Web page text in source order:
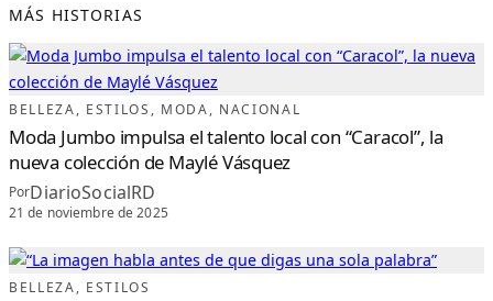
A
R
2
0
Ñ
O
S
C
O
N
R
N
D
E
I
L
D
MÁS HISTORIAS
BELLEZA, ESTILOS , MODA, NACIONAL
Moda Jumbo impulsa el talento local con “Caracol”, la
nueva colección de Maylé Vásquez
PorDiarioSocialRD
21 de noviembre de 2025
BELLEZA, ESTILOS